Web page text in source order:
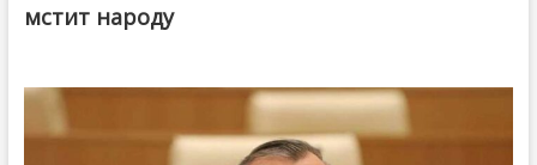
мстит народу